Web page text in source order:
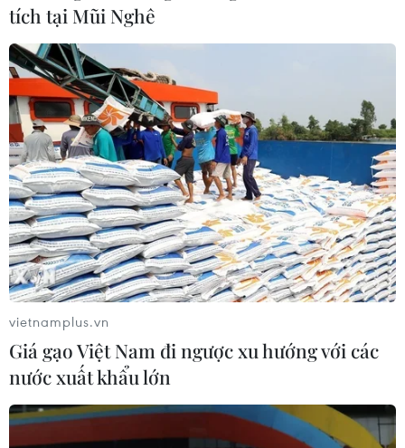
tích tại Mũi Nghê
vietnamplus.vn
Giá gạo Việt Nam đi ngược xu hướng với các
nước xuất khẩu lớn